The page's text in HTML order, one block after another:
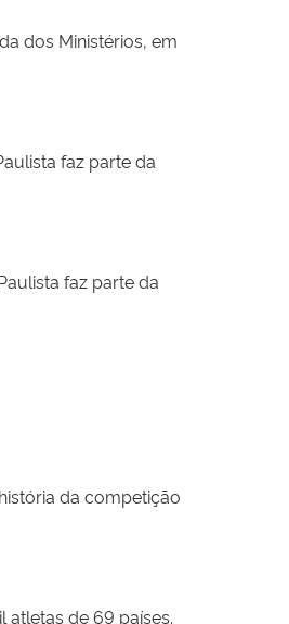
dos Ministérios, em
faz parte da
faz parte da
da competição
atletas de 69 países.